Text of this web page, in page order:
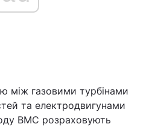
між газовими турбінами
та електродвигунами
ВМС розраховують